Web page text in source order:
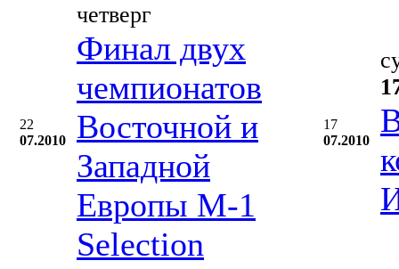
22
07.2010
четверг
Финал двух
чемпионатов
Восточной и
Западной
Европы М-1
Selection
17
07.2010